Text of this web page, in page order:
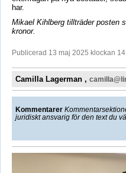
har.
Mikael Kihlberg tillträder posten
kronor.
Publicerad 13 maj 2025 klockan
Camilla Lagerman ,
Kommentarer
juridiskt ansvarig för den text du